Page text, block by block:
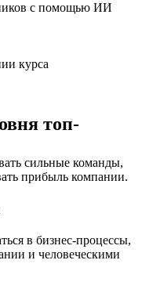
с помощью ИИ
курса
топ-
сильные команды,
прибыль компании.
в бизнес-процессы,
и человеческими